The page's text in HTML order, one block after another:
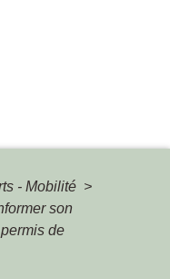
- Mobilité >
son
de